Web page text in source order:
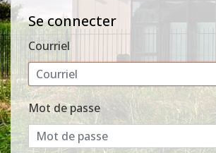
Se connecter
Courriel
Mot de passe